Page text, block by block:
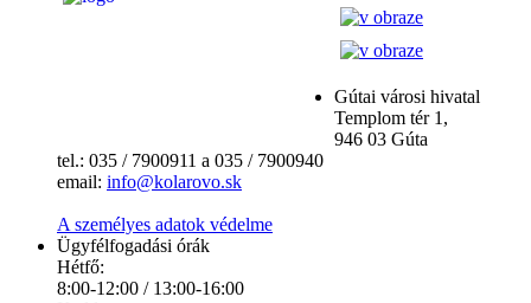
Gútai városi hivatal
Templom tér 1,
946 03 Gúta
tel.: 035 / 7900911 a 035 / 7900940
email: info@kolarovo.sk
A személyes adatok védelme
Ügyfélfogadási órák
Hétfő:
8:00-12:00 / 13:00-16:00